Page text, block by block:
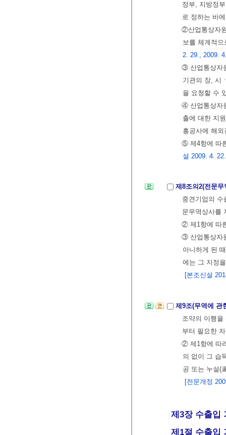
정부, 지방정
로 정하는 바
②산업통상자
보를 체계적
2. 29., 2009.
③ 산업통상자
기관의 장, 시
을 요청할 수
④ 산업통상자
출에 대한 지
흥공사에 해
⑤ 제4항에 따
설 2009. 4.
제8조의2(전문
중견기업의
문무역상사를
② 제1항에 따
③ 산업통상자
아니하게 된
에는 그 지정
[본조신설
제9조(무역에 관
조약의 이행
부터 필요한
② 제1항에 따
의 없이 그 습
공 또는 누설(
[전문개정
제3장 수출입
제1절 수출입